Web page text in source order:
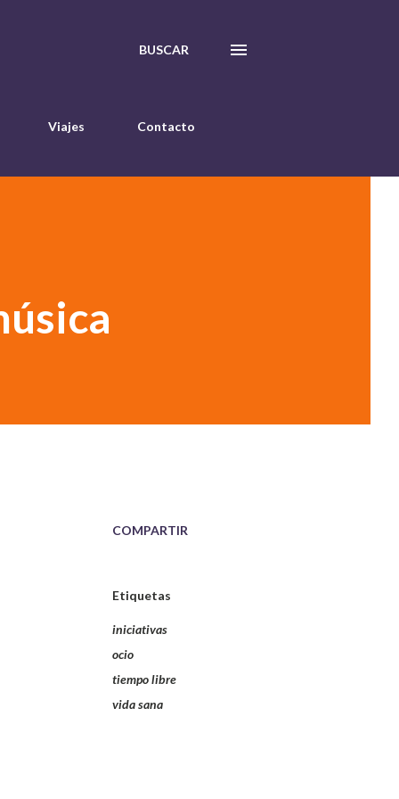
BUSCAR
Viajes Contacto
COMPARTIR
Etiquetas
iniciativas
ocio
tiempo libre
vida sana